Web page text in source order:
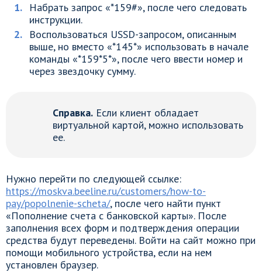
Набрать запрос «*159#», после чего следовать
инструкции.
Воспользоваться USSD-запросом, описанным
выше, но вместо «*145*» использовать в начале
команды «*159*5*», после чего ввести номер и
через звездочку сумму.
Справка. Если клиент обладает
виртуальной картой, можно использовать
ее.
Нужно перейти по следующей ссылке:
https://moskva.beeline.ru/customers/how-to-
pay/popolnenie-scheta/, после чего найти пункт
«Пополнение счета с банковской карты». После
заполнения всех форм и подтверждения операции
средства будут переведены. Войти на сайт можно при
помощи мобильного устройства, если на нем
установлен браузер.